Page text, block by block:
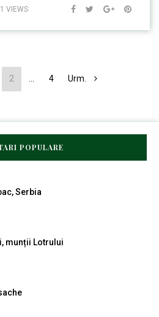
VIEWS
2 4 Urm.
POPULARE
Serbia
munții Lotrului